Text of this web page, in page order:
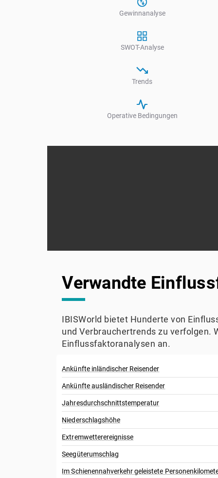
Gewinnanalyse
SWOT-Analyse
Trends
Operative Bedingungen
Verwandte
IBISWorld bietet Hunderte von
und Verbrauchertrends zu verfolgen.
Einflussfaktoranalysen an.
Ankünfte inländischer Reisender
Ankünfte ausländischer Reisender
Jahresdurchschnittstemperatur
Niederschlagshöhe
Extremwetterereignisse
Seegüterumschlag
Im Schienennahverkehr geleistete